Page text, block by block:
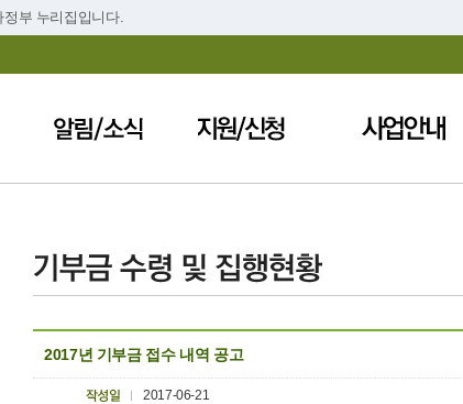
부 누리집입니다.
2017년 기부금 접수 내역 공고
2017-06-21